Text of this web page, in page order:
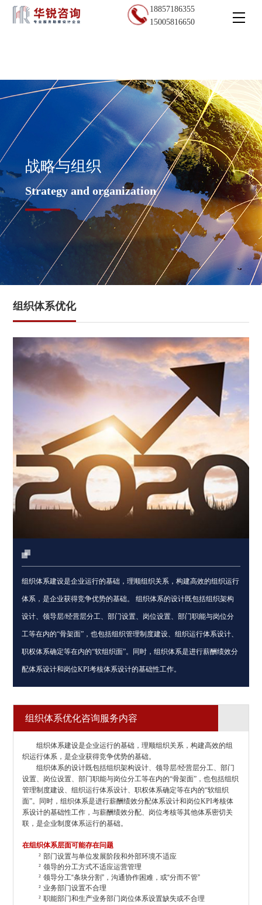
18857186355
15005816650
战略与组织
Strategy and organization
组织体系优化
组织体系建设是企业运行的基础，理顺组织关系，构建高效的组织运行
体系，是企业获得竞争优势的基础。 组织体系的设计既包括组织架构
设计、领导层/经营层分工、部门设置、岗位设置、部门职能与岗位分
工等在内的“骨架面”，也包括组织管理制度建设、组织运行体系设计、
职权体系确定等在内的“软组织面”。同时，组织体系是进行薪酬绩效分
配体系设计和岗位KPI考核体系设计的基础性工作。
组织体系优化咨询服务内容
组织体系建设是企业运行的基础，理顺组织关系，构建高效的组
织运行体系，是企业获得竞争优势的基础。
组织体系的设计既包括组织架构设计、领导层/经营层分工、部门
设置、岗位设置、部门职能与岗位分工等在内的“骨架面”，也包括组织
管理制度建设、组织运行体系设计、职权体系确定等在内的“软组织
面”。同时，组织体系是进行薪酬绩效分配体系设计和岗位KPI考核体
系设计的基础性工作，与薪酬绩效分配、岗位考核等其他体系密切关
联，是企业制度体系运行的基础。
在组织体系层面可能存在问题
² 部门设置与单位发展阶段和外部环境不适应
² 领导的分工方式不适应运营管理
² 领导分工“条块分割”，沟通协作困难，或“分而不管”
² 业务部门设置不合理
² 职能部门和生产业务部门岗位体系设置缺失或不合理